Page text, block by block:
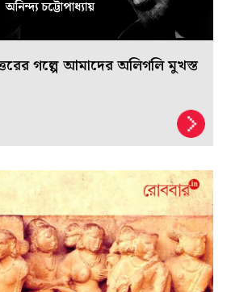
গল্পে আমাদের অলিগলি মুখস্ত